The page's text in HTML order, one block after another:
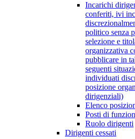
Incarichi
conferiti, ivi
politico senza
selezione e
organizzativa
pubblicare in
seguenti
individuati
posizione
dirigenziali)
Elenco
Posti di
Ruolo dirigenti
Dirigenti cessati